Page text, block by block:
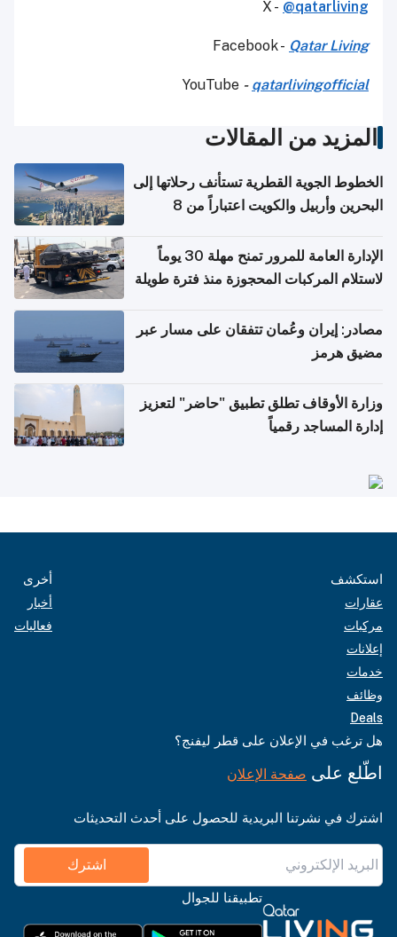
X - @qatarliving
Facebook - Qatar Living
YouTube - qatarlivingofficial
المزيد من المقالات
الخطوط الجوية القطرية تستأنف رحلاتها إلى
البحرين وأربيل والكويت اعتباراً من 8
الإدارة العامة للمرور تمنح مهلة 30 يوماً
لاستلام المركبات المحجوزة منذ فترة طويلة
مصادر: إيران وعُمان تتفقان على مسار عبر
مضيق هرمز
وزارة الأوقاف تطلق تطبيق "حاضر" لتعزيز
إدارة المساجد رقمياً
استكشف
عقارات
مركبات
إعلانات
خدمات
وظائف
Deals
أخرى
أخبار
فعاليات
هل ترغب في الإعلان على قطر ليفنج؟
اطّلع على صفحة الإعلان
اشترك في نشرتنا البريدية للحصول على أحدث التحديثات
اشترك
تطبيقنا للجوال